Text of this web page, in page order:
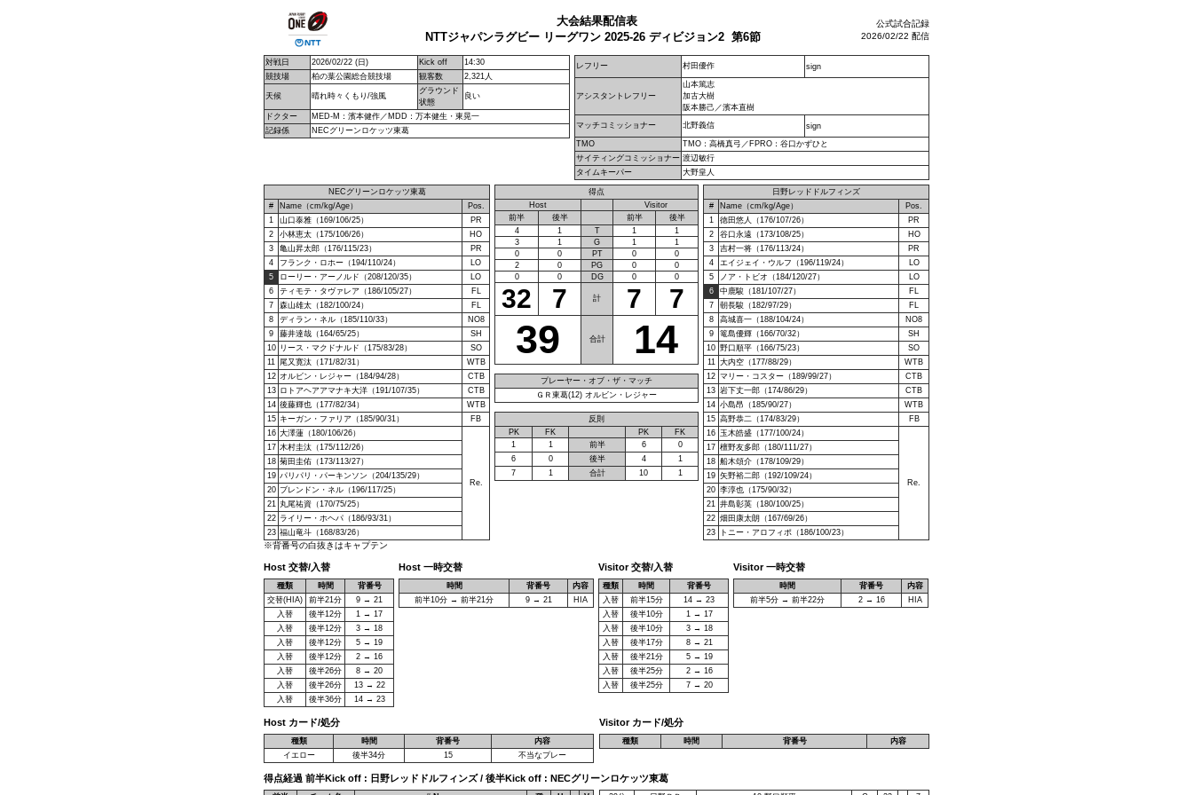
公式試合記録
2026/02/22 配信
大会結果配信表
NTTジャパンラグビー リーグワン 2025-26 ディビジョン2 第6節
対戦日 2026/02/22 (日) Kick off
14:30
競技場
柏の葉公園総合競技場 観客数 2,321人
天候 晴れ時々くもり/強風
グラウンド
状態
良い
ドクター
MED-M：濱本健作／MDD：万本健生・東晃一
記録係
NECグリーンロケッツ東葛
レフリー 村田優作 sign
アシスタントレフリー
山本篤志
加古大樹
阪本勝己／濱本直樹
マッチコミッショナー
北野義信
sign
TMO
TMO：高橋真弓／FPRO：谷口かずひと
サイティングコミッショナー 渡辺敏行
タイムキーパー
大野皇人
NECグリーンロケッツ東葛
#
Name（cm/kg/Age）
Pos.
1
山口泰雅（169/106/25）
PR
2
小林恵太（175/106/26）
HO
3
亀山昇太郎（176/115/23）
PR
4
フランク・ロホー（194/110/24）
LO
5
ローリー・アーノルド（208/120/35）
LO
6
ティモテ・タヴァレア（186/105/27）
FL
7
森山雄太（182/100/24）
FL
8
ディラン・ネル（185/110/33）
NO8
9
藤井達哉（164/65/25）
SH
10
リース・マクドナルド（175/83/28）
SO
11
尾又寛汰（171/82/31）
WTB
12 オルビン・レジャー（184/94/28）
CTB
13 ロトアヘアアマナキ大洋（191/107/35）
CTB
14 後藤輝也（177/82/34）
WTB
15 キーガン・ファリア（185/90/31）
FB
16 大澤蓮（180/106/26）
Re.
17 木村圭汰（175/112/26）
18 菊田圭佑（173/113/27）
19 パリパリ・パーキンソン（204/135/29）
20 ブレンドン・ネル（196/117/25）
21 丸尾祐資（170/75/25）
22 ライリー・ホヘパ（186/93/31）
23 福山竜斗（168/83/26）
※背番号の白抜きはキャプテン
日野レッドドルフィンズ
#
Name（cm/kg/Age）
Pos.
1
徳田悠人（176/107/26）
PR
2
谷口永遠（173/108/25）
HO
3
吉村一将（176/113/24）
PR
4
エイジェイ・ウルフ（196/119/24）
LO
5
ノア・トビオ（184/120/27）
LO
6
中鹿駿（181/107/27）
FL
7
朝長駿（182/97/29）
FL
8
高城喜一（188/104/24）
NO8
9
篭島優輝（166/70/32）
SH
10 野口順平（166/75/23）
SO
11 大内空（177/88/29）
WTB
12 マリー・コスター（189/99/27）
CTB
13 岩下丈一郎（174/86/29）
CTB
14 小島昂（185/90/27）
WTB
15 高野恭二（174/83/29）
FB
16 玉木皓盛（177/100/24）
Re.
17 檀野友多郎（180/111/27）
18 船木頌介（178/109/29）
19 矢野裕二郎（192/109/24）
20 李淳也（175/90/32）
21 井島彰英（180/100/25）
22 畑田康太朗（167/69/26）
23
トニー・アロフィポ（186/100/23）
得点
Host
Visitor
前半
後半 前半
後半
4
1 T 1
1
3
1 G 1
1
0
0 PT 0
0
2
0 PG 0
0
0
0 DG 0 0
32 7 計 7 7
39 合計 14
プレーヤー・オブ・ザ・マッチ
ＧＲ東葛(12) オルビン・レジャー
反則
PK
FK PK
FK
1
1 前半 6
0
6
0 後半 4
1
7
1 合計 10 1
Host 交替/入替
種類 時間
背番号
交替(HIA)
前半21分
9 → 21
入替
後半12分
1 → 17
入替
後半12分
3 → 18
入替
後半12分
5 → 19
入替
後半12分
2 → 16
入替
後半26分
8 → 20
入替
後半26分
13 → 22
入替
後半36分 14 → 23
Host 一時交替
時間 背番号
内容
前半10分 → 前半21分
9 → 21 HIA
Visitor 交替/入替
種類 時間
背番号
入替
前半15分
14 → 23
入替
後半10分
1 → 17
入替
後半10分
3 → 18
入替
後半17分
8 → 21
入替
後半21分
5 → 19
入替
後半25分
2 → 16
入替
後半25分 7 → 20
Visitor 一時交替
時間 背番号
内容
前半5分 → 前半22分
2 → 16 HIA
Host カード/処分
種類 時間 背番号
内容
イエロー
後半34分 15 不当なプレー
Visitor カード/処分
種類 時間 背番号 内容
得点経過 前半Kick off : 日野レッドドルフィンズ / 後半Kick off : NECグリーンロケッツ東葛